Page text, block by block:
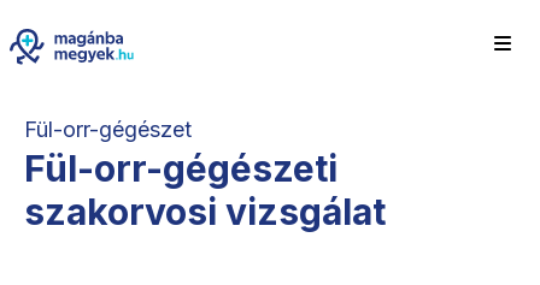
Fül-orr-gégészet
Fül-orr-gégészeti
szakorvosi vizsgálat